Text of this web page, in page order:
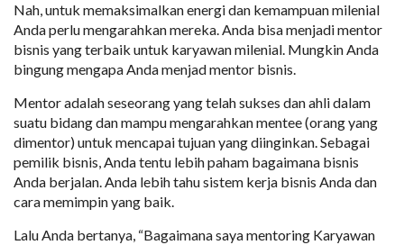
Nah, untuk memaksimalkan energi dan kemampuan milenial
Anda perlu mengarahkan mereka. Anda bisa menjadi mentor
bisnis yang terbaik untuk karyawan milenial. Mungkin Anda
bingung mengapa Anda menjad mentor bisnis.
Mentor adalah seseorang yang telah sukses dan ahli dalam
suatu bidang dan mampu mengarahkan mentee (orang yang
dimentor) untuk mencapai tujuan yang diinginkan. Sebagai
pemilik bisnis, Anda tentu lebih paham bagaimana bisnis
Anda berjalan. Anda lebih tahu sistem kerja bisnis Anda dan
cara memimpin yang baik.
Lalu Anda bertanya, “Bagaimana saya mentoring Karyawan